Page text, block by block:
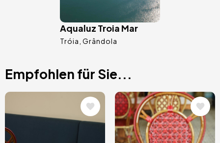
Aqualuz Troia Mar
Tróia Grândola
Empfohlen für Sie...
Bild